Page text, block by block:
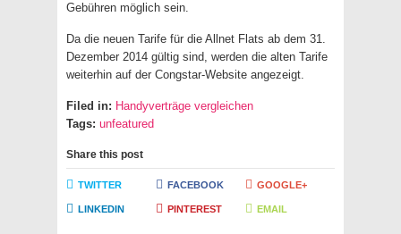
Gebühren möglich sein.
Da die neuen Tarife für die Allnet Flats ab dem 31.
Dezember 2014 gültig sind, werden die alten Tarife
weiterhin auf der Congstar-Website angezeigt.
Filed in: Handyverträge vergleichen
Tags: unfeatured
Share this post
TWITTER FACEBOOK GOOGLE+
LINKEDIN PINTEREST EMAIL